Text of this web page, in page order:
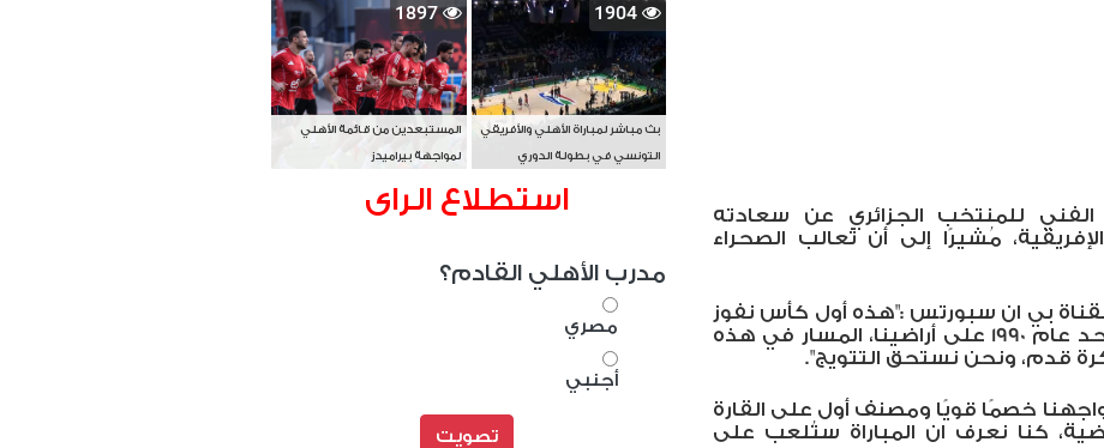
للمنتخب الجزائري عن سعادته
مُشيرًا إلى أن ثعالب الصحراء
بي ان سبورتس :"هذه أول كأس نفوز
بها خارج أراضينا، فزنا بلقب واحد عام 1990 على أراضينا، المسار في هذه
كرة قدم، ونحن نستحق التتويج".
خصمًا قويًا ومصنف أول على القارة
كنا نعرف ان المباراة ستُلعب على
1904
بث مباشر لمباراة الأهلي والأفريقي
التونسي في بطولة الدوري
1897
المستبعدين من قائمة الأهلي
لمواجهة بيراميدز
استطلاع الراى
مدرب الأهلي القادم؟
مصري
أجنبي
تصويت